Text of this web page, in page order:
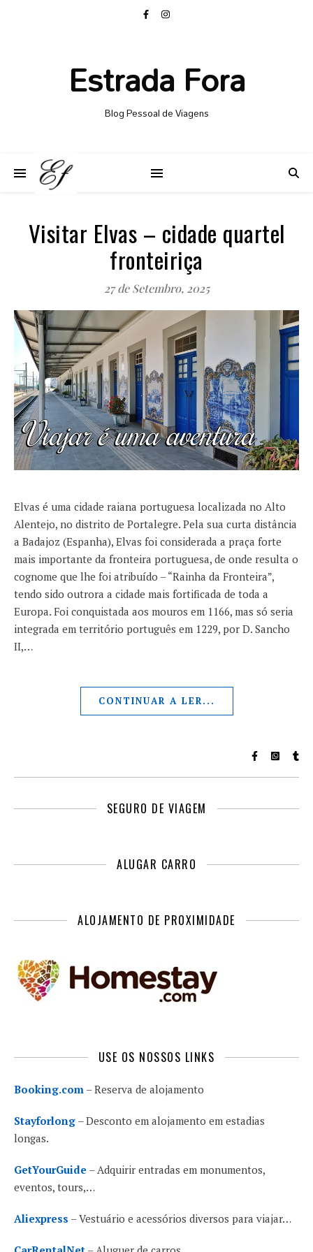
Estrada Fora
Blog Pessoal de Viagens
Visitar Elvas – cidade quartel
fronteiriça
27 de Setembro, 2025
Elvas é uma cidade raiana portuguesa localizada no Alto
Alentejo, no distrito de Portalegre. Pela sua curta distância
a Badajoz (Espanha), Elvas foi considerada a praça forte
mais importante da fronteira portuguesa, de onde resulta o
cognome que lhe foi atribuído – “Rainha da Fronteira”,
tendo sido outrora a cidade mais fortificada de toda a
Europa. Foi conquistada aos mouros em 1166, mas só seria
integrada em território português em 1229, por D. Sancho
II,…
CONTINUAR A LER...
SEGURO DE VIAGEM
ALUGAR CARRO
ALOJAMENTO DE PROXIMIDADE
USE OS NOSSOS LINKS
Booking.com – Reserva de alojamento
Stayforlong – Desconto em alojamento em estadias
longas.
GetYourGuide – Adquirir entradas em monumentos,
eventos, tours,…
Aliexpress – Vestuário e acessórios diversos para viajar…